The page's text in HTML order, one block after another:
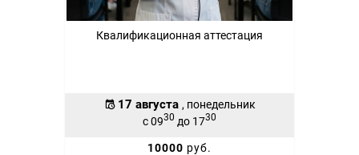
Квалификационная аттестация
17 августа , понедельник
с 0930 до 1730
10000 руб.